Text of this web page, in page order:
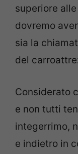
superiore
dovremo
sia la
del
Considerato
e non tutti
integerrimo,
e indietro in